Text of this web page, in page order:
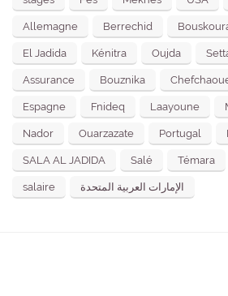
Allemagne Berrechid
El Jadida Kénitra Oujda
Assurance Bouznika
Espagne Fnideq Laayoune
Nador Ouarzazate Portugal
SALA AL JADIDA Salé Témara
salaire الإمارات العربية المتحدة